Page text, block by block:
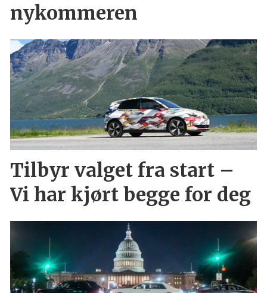
nykommeren
Tilbyr valget fra start –
Vi har kjørt begge for deg